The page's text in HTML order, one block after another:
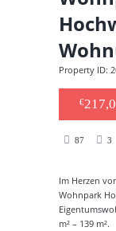
Property ID:
€
87 3
Im Herzen
Wohnpark
m² – 139 m².